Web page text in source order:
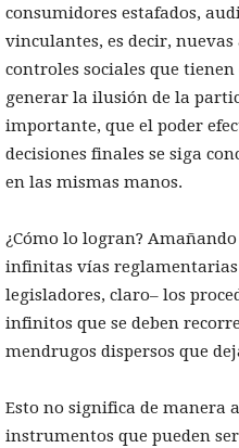
consumidores estafados,
vinculantes, es decir,
controles sociales que
generar la ilusión de la
importante, que el poder
decisiones finales se siga
en las mismas manos.
¿Cómo lo logran?
infinitas vías reglamentarias
legisladores, claro– los
infinitos que se deben
mendrugos dispersos que
Esto no significa de manera
instrumentos que pueden